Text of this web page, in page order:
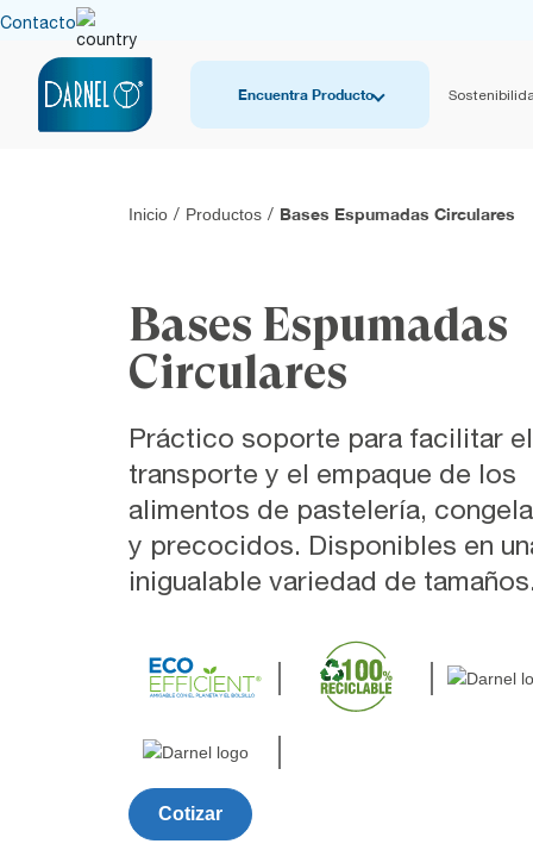
Contacto
Encuentra Producto
Inicio / Productos / Bases Espumadas Circulares
Bases Espumadas
Circulares
Práctico soporte para facilitar el
transporte y el empaque de los
alimentos de pastelería,
y precocidos. Disponibles en
inigualable variedad de
Cotizar